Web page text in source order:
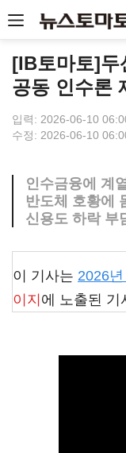
[IB토마토]두
공동 인수론
입력: 2026-06-10
수정: 2026-06-10
인수금융에 계
반도체 호황에
신용도 하락 부
이 기사는 2026
이지 에 노출된 기